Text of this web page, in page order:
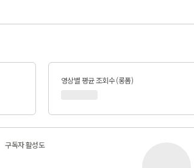
영상별 평균 조회수 (롱폼)
구독자 활성도